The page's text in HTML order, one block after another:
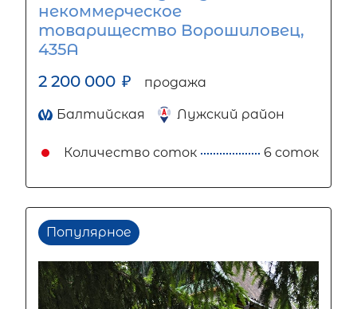
некоммерческое
товарищество Ворошиловец,
435А
2 200 000 ₽ продажа
Балтийская Лужский район
Количество соток 6 соток
Популярное